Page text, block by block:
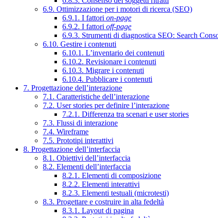
6.9. Ottimizzazione per i motori di ricerca (SEO)
6.9.1. I fattori on-page
6.9.2. I fattori off-page
6.9.3. Strumenti di diagnostica SEO: Search
6.10. Gestire i contenuti
6.10.1. L’inventario dei contenuti
6.10.2. Revisionare i contenuti
6.10.3. Migrare i contenuti
6.10.4. Pubblicare i contenuti
7. Progettazione dell’interazione
7.1. Caratteristiche dell’interazione
7.2. User stories per definire l’interazione
7.2.1. Differenza tra scenari e user stories
7.3. Flussi di interazione
7.4. Wireframe
7.5. Prototipi interattivi
8. Progettazione dell’interfaccia
8.1. Obiettivi dell’interfaccia
8.2. Elementi dell’interfaccia
8.2.1. Elementi di composizione
8.2.2. Elementi interattivi
8.2.3. Elementi testuali (microtesti)
8.3. Progettare e costruire in alta fedeltà
8.3.1. Layout di pagina